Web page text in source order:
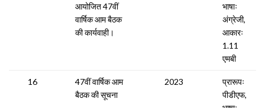
आयोजित 47वीं
वार्षिक आम बैठक
की कार्यवाही।
भाषाः
अंग्रेजी,
आकारः
1.11
एमबी
16
47वीं वार्षिक आम
बैठक की सूचना
2023
प्रारूपः
पीडीएफ,